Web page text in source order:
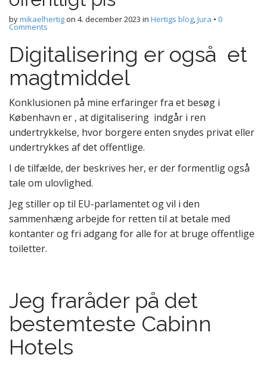
u
n
t
e
n
t
bymikaelhertigon 4. december 2023 in Hertigs blog,Jura • 0
Comments
Digitalisering er også et
magtmiddel
Konklusionen på mine erfaringer fra et besøg i
København er , at digitalisering indgår i ren
undertrykkelse, hvor borgere enten snydes privat eller
undertrykkes af det offentlige.
I de tilfælde, der beskrives her, er der formentlig også
tale om ulovlighed.
Jeg stiller op til EU-parlamentet og vil i den
sammenhæng arbejde for retten til at betale med
kontanter og fri adgang for alle for at bruge offentlige
toiletter.
Jeg fraråder på det
bestemteste Cabinn
Hotels